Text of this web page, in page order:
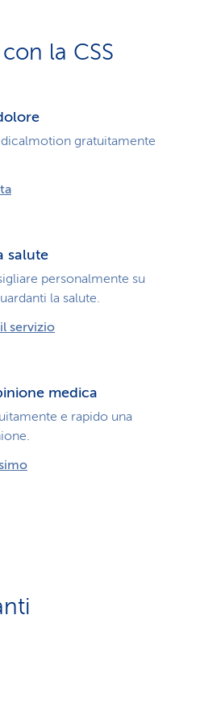
la CSS
gratuitamente
salute
personalmente su
la salute.
servizio
medica
e rapido una